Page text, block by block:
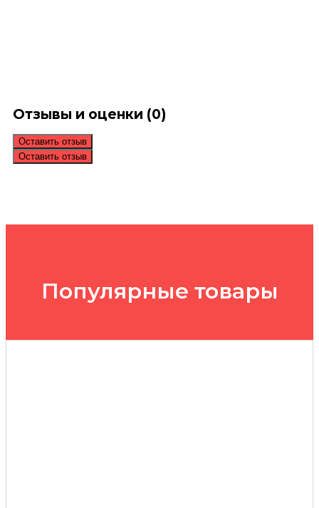
Отзывы и оценки (0)
Оставить отзыв
Оставить отзыв
Популярные товары